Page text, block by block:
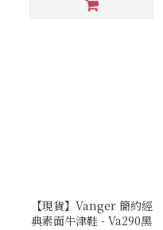
【現貨】Vanger 簡約經
典素面牛津鞋 - Va290黑